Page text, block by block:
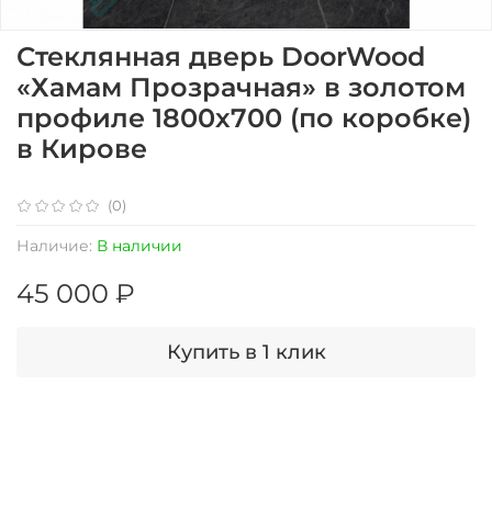
(0)
Наличие: В наличии
Стеклянная дверь DoorWood
«Хамам Прозрачная» в золотом
профиле 1800х700 (по коробке)
в Кирове
45 000 ₽
Купить в 1 клик